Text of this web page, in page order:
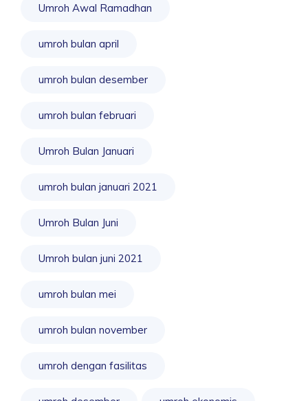
Umroh Awal Ramadhan
umroh bulan april
umroh bulan desember
umroh bulan februari
Umroh Bulan Januari
umroh bulan januari 2021
Umroh Bulan Juni
Umroh bulan juni 2021
umroh bulan mei
umroh bulan november
umroh dengan fasilitas